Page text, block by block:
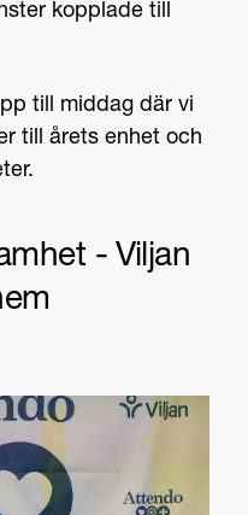
kopplade till
till middag där vi
till årets enhet och
- Viljan